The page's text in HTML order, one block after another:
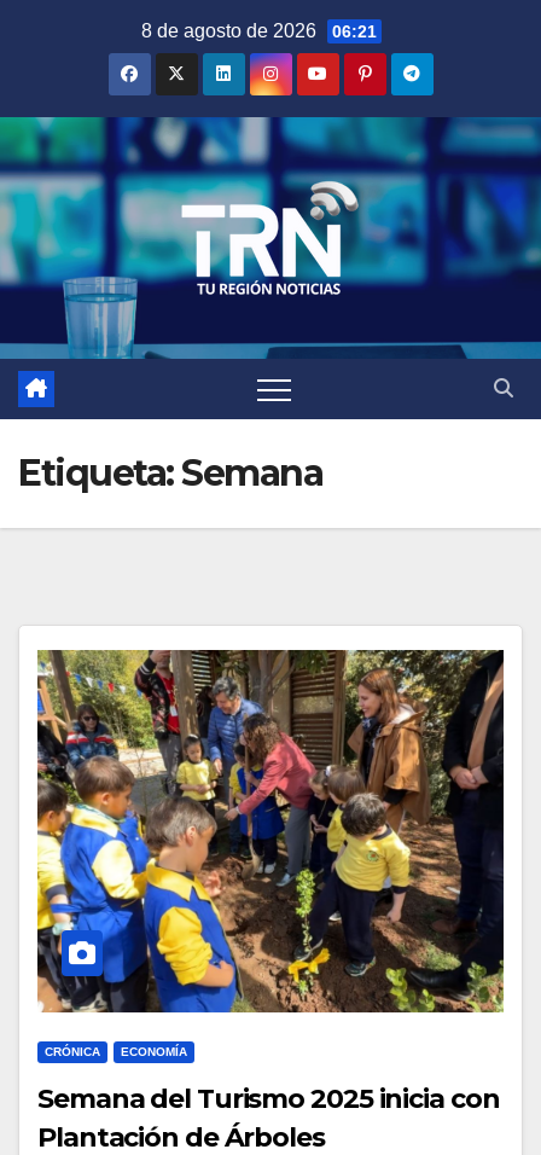
8 de agosto de 2026 06:21
Etiqueta:Semana
CRÓNICA ECONOMÍA
Semana del Turismo 2025 inicia con
Plantación de Árboles